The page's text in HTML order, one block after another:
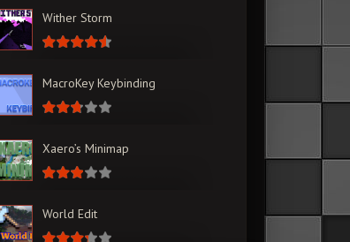
Wither Storm
MacroKey Keybinding
Xaero’s Minimap
World Edit